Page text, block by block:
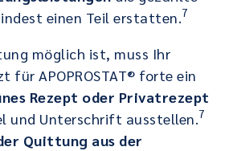
einen Teil erstatten.7
möglich ist, muss Ihr
für APOPROSTAT® forte ein
Rezept oder Privatrezept
und Unterschrift ausstellen.7
Quittung aus der